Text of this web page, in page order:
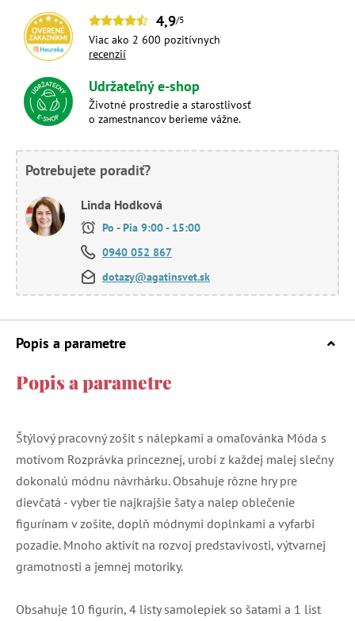
4,9/5
Viac ako 2 600 pozitívnych
recenzií
Udržateľný e-shop
Životné prostredie a starostlivosť
o zamestnancov berieme vážne.
Potrebujete poradiť?
Linda Hodková
Po - Pia 9:00 - 15:00
0940 052 867
dotazy@agatinsvet.sk
Popis a parametre
Popis a parametre
Štýlový pracovný zošit s nálepkami a omaľovánka Móda s
motívom Rozprávka princeznej, urobí z každej malej slečny
dokonalú módnu návrhárku. Obsahuje rôzne hry pre
dievčatá - vyber tie najkrajšie šaty a nalep oblečenie
figurínam v zošite, doplň módnymi doplnkami a vyfarbi
pozadie. Mnoho aktivít na rozvoj predstavivosti, výtvarnej
gramotnosti a jemnej motoriky.
Obsahuje 10 figurín, 4 listy samolepiek so šatami a 1 list